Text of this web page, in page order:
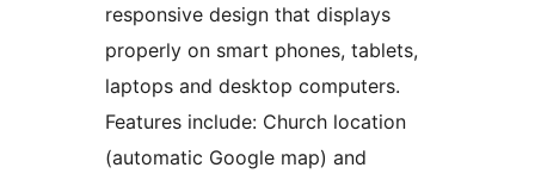
responsive design that displays
properly on smart phones, tablets,
laptops and desktop computers.
Features include: Church location
(automatic Google map) and